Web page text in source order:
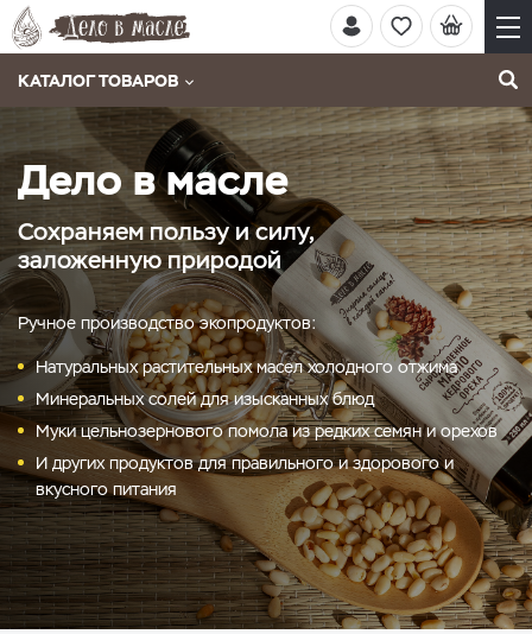
КАТАЛОГ ТОВАРОВ
Дело в масле
Сохраняем пользу и силу,
заложенную природой
Ручное производство экопродуктов:
Натуральных растительных масел холодного отжима
Минеральных солей для изысканных блюд
Муки цельнозернового помола из редких семян и орехов
И других продуктов для правильного и здорового и
вкусного питания